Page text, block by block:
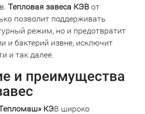
Тепловая завеса КЭВ от
позволит поддерживать
режим, но и предотвратит
и бактерий извне, исключит
и так далее.
и преимущества
КЭВ широко